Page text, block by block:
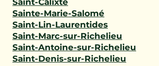
Saint-Calixte
Sainte-Marie-Salomé
Saint-Lin-Laurentides
Saint-Marc-sur-Richelieu
Saint-Antoine-sur-Richelieu
Saint-Denis-sur-Richelieu